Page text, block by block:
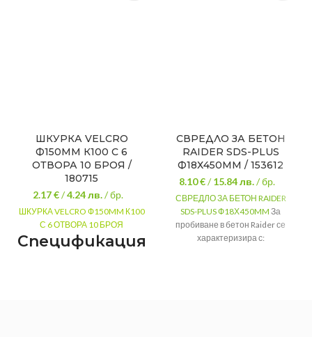
ШКУРКА VELCRO
Ф150MM К100 С 6
ОТВОРА 10 БРОЯ /
180715
2.17 €/4.24лв./ бр.
ШКУРКА VELCRO Ф150MM К100
С 6 ОТВОРА 10 БРОЯ
Спецификация:
СВРЕДЛО ЗА БЕТОН
RAIDER SDS-PLUS
Ф18Х450MM / 153612
8.10 €/15.84лв./ бр.
СВРЕДЛО ЗА БЕТОН RAIDER
SDS-PLUS Ф18Х450MM За
пробиване в бетон Raider се
характеризира с: